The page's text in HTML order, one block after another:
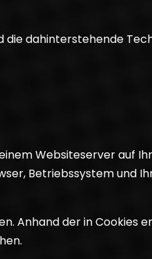
dahinterstehende
Websiteserver auf
Betriebssystem und
Anhand der in Cookies